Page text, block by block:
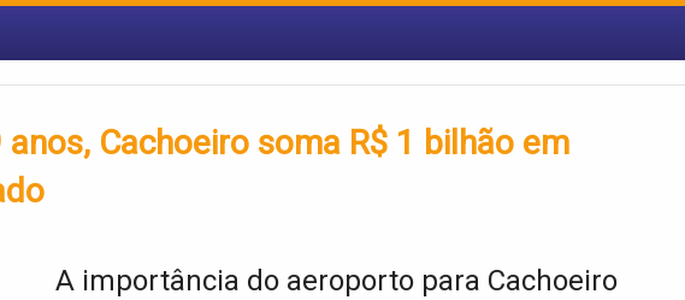
Cachoeiro soma R$ 1 bilhão em
A importância do aeroporto para Cachoeiro